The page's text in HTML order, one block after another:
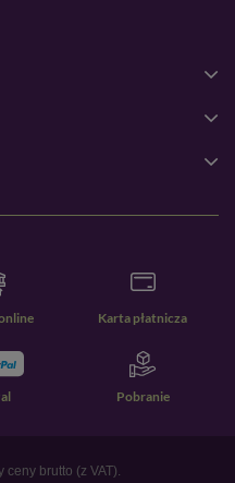
Karta płatnicza
Pobranie
brutto (z VAT).